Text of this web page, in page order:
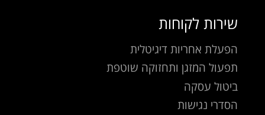
שירות לקוחות
הפעלת אחריות דיגיטלית
תפעול המזגן ותחזוקה שוטפת
ביטול עסקה
הסדרי נגישות